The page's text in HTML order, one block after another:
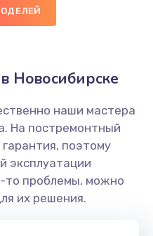
платы
динамика
Новосибирске
наши мастера
На постремонтный
поэтому
эксплуатации
то проблемы, можно
их решения.